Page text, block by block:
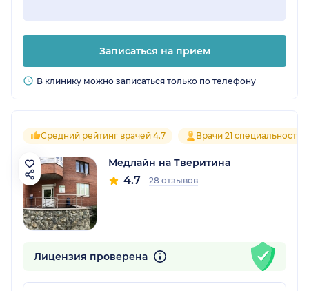
Записаться на прием
В клинику можно записаться только по телефону
Средний рейтинг врачей 4.7 Врачи 21 специальностей
Медлайн на Тверитина
4.7 28 отзывов
Лицензия проверена